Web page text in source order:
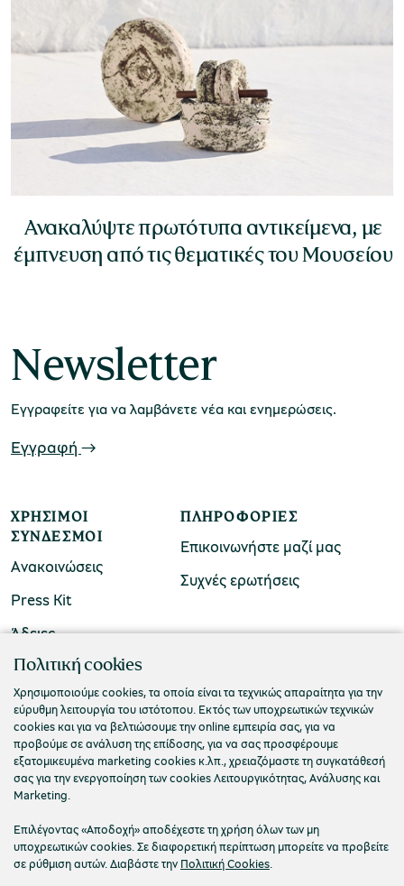
Ανακαλύψτε πρωτότυπα αντικείμενα, με
έμπνευση από τις θεματικές του Μουσείου
Newsletter
Εγγραφείτε για να λαμβάνετε νέα και ενημερώσεις.
Εγγραφή
ΧΡΉΣΙΜΟΙ
ΣΎΝΔΕΣΜΟΙ
Ανακοινώσεις
Press Kit
Άδειες
ΠΛΗΡΟΦΟΡΊΕΣ
Επικοινωνήστε μαζί μας
Συχνές ερωτήσεις
ΠΟΛΙΤΙΣΤΙΚΟ ΙΔΡΥΜΑ ΟΜΙΛΟΥ ΠΕΙΡΑΙΩΣ
Τ. 210 3256922
Ε. info@piop.gr
ΣΥΝΔΕΘΕΙΤΕ ΜΑΖΙ ΜΑΣ
Πολιτική cookies
Χρησιμοποιούμε cookies, τα οποία είναι τα τεχνικώς απαραίτητα για την
εύρυθμη λειτουργία του ιστότοπου. Εκτός των υποχρεωτικών τεχνικών
cookies και για να βελτιώσουμε την online εμπειρία σας, για να
προβούμε σε ανάλυση της επίδοσης, για να σας προσφέρουμε
εξατομικευμένα marketing cookies κ.λπ., χρειαζόμαστε τη συγκατάθεσή
σας για την ενεργοποίηση των cookies Λειτουργικότητας, Ανάλυσης και
Marketing.
Επιλέγοντας «Αποδοχή» αποδέχεστε τη χρήση όλων των μη
υποχρεωτικών cookies. Σε διαφορετική περίπτωση μπορείτε να προβείτε
σε ρύθμιση αυτών. Διαβάστε την Πολιτική Cookies.